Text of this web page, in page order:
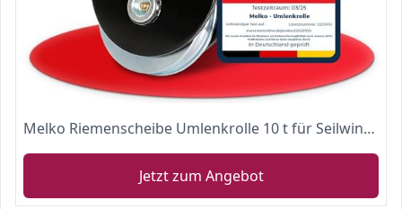
Melko Riemenscheibe Umlenkrolle 10 t für Seilwinde Stahl Flaschenzug Seilrolle Forstseilwinde für Seile 1-15 mm
Jetzt zum Angebot